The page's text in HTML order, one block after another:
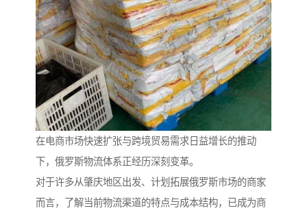
在电商市场快速扩张与跨境贸易需求日益增长的推动
下，俄罗斯物流体系正经历深刻变革。
对于许多从肇庆地区出发、计划拓展俄罗斯市场的商家
而言，了解当前物流渠道的特点与成本结构，已成为商